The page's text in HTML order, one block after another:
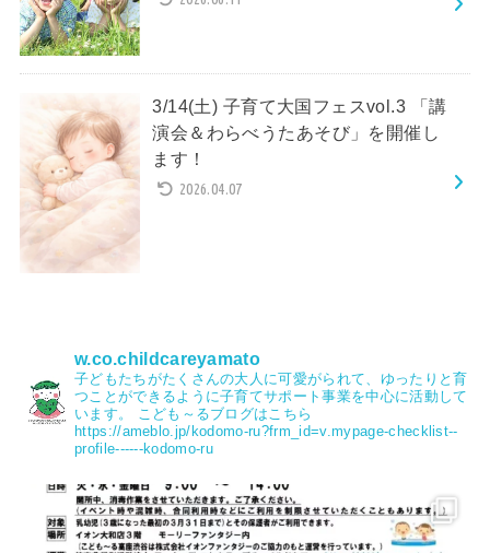
3/14(土) 子育て大国フェスvol.3 「講
演会＆わらべうたあそび」を開催し
ます！
2026.04.07
w.co.childcareyamato
子どもたちがたくさんの大人に可愛がられて、ゆったりと育
つことができるように子育てサポート事業を中心に活動して
います。
こども～るブログはこちら
https://ameblo.jp/kodomo-ru?frm_id=v.mypage-checklist--
profile------kodomo-ru